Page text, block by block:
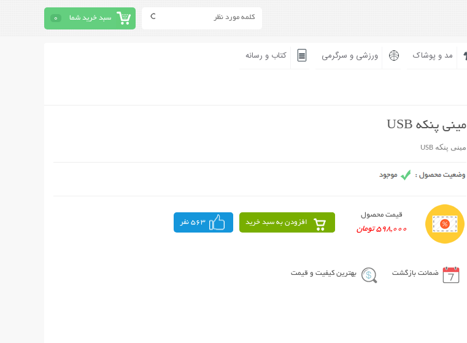
سبد خرید شما 0
مد و پوشاک ورزشی و سرگرمی کتاب و رسانه
مینی پنکه USB
مینی پنکه USB
قیمت محصول
598,000 تومان
افزودن به سبد خرید 563 نفر
ضمانت بازگشت بهترین کیفیت و قیمت